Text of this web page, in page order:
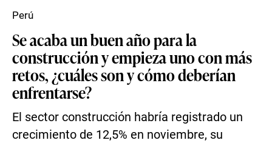
Se acaba un buen año para la
construcción y empieza uno con más
retos, ¿cuáles son y cómo deberían
enfrentarse?
El sector construcción habría registrado un
crecimiento de 12,5% en noviembre, su
Perú